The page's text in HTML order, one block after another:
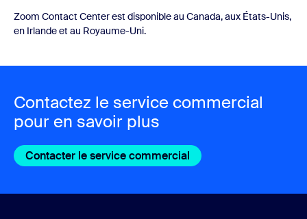
Zoom Contact Center est disponible au Canada, aux États-Unis,
en Irlande et au Royaume-Uni.
Contactez le service commercial
pour en savoir plus
Contacter le service commercial